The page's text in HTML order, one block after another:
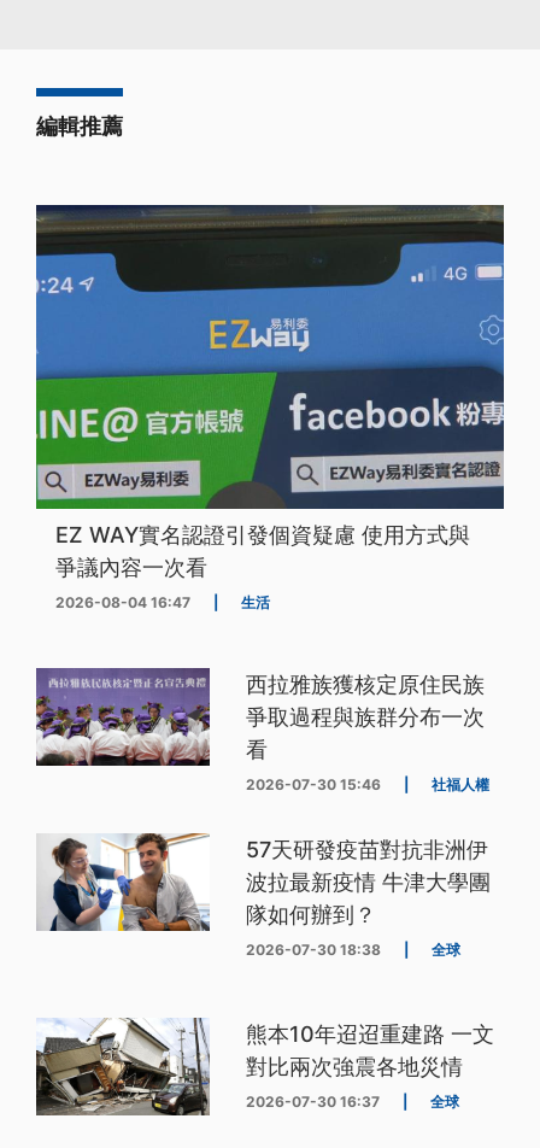
編輯推薦
EZ WAY實名認證引發個資疑慮 使用方式與
爭議內容一次看
2026-08-04 16:47 生活
西拉雅族獲核定原住民族
爭取過程與族群分布一次
看
2026-07-30 15:46 社福人權
57天研發疫苗對抗非洲伊
波拉最新疫情 牛津大學團
隊如何辦到？
2026-07-30 18:38 全球
熊本10年迢迢重建路 一文
對比兩次強震各地災情
2026-07-30 16:37 全球